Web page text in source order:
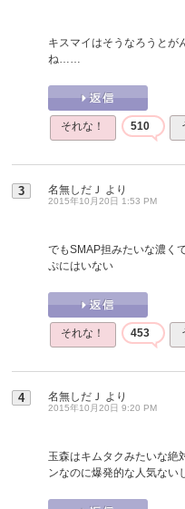
キスマイはそうなろうとが
ね……
それな！ 510
3 名無しだＪ より
2015年10月20日 1:53 PM
でもSMAP担みたいな濃く
ぷにはいない
それな！ 453
4 名無しだＪ より
2015年10月20日 9:20 PM
玉森はキムタクみたいな絶
ンなのに爆発的な人気ない